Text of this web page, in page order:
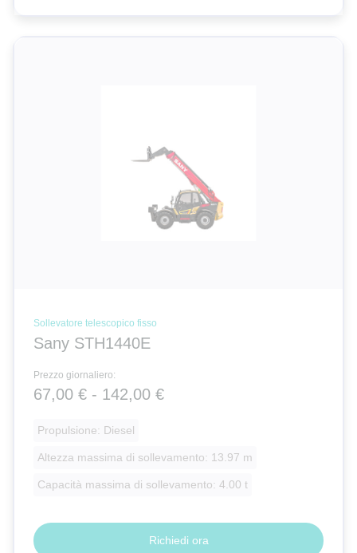
Sollevatore telescopico fisso
Sany STH1440E
Prezzo giornaliero:
67,00 € - 142,00 €
Propulsione: Diesel
Altezza massima di sollevamento: 13.97 m
Capacità massima di sollevamento: 4.00 t
Richiedi ora